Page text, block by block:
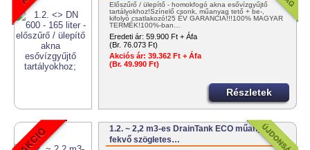
Előszűrő / ülepítő - homokfogó akna esővízgyűjtő
tartályokhoz!Színelő csonk, műanyag tető + be-,
kifolyó csatlakozó!25 ÉV GARANCIA!!!100% MAGYAR
TERMÉK!100%-ban…
Eredeti ár: 59.900 Ft + Áfa
(Br. 76.073 Ft)
Akciós ár: 39.362 Ft + Áfa
(Br. 49.990 Ft)
Részletek
1.2. ~ 2,2 m3-es DrainTank ECO műanyag -
fekvő szögletes…